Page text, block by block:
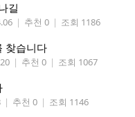
길
| 추천 0 | 조회 1186
찾습니다
| 추천 0 | 조회 1067
| 추천 0 | 조회 1146